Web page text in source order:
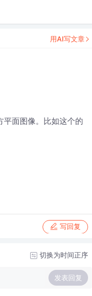
平面图像。比如这个的
写回复
用AI写文章
切换为时间正序
发表回复